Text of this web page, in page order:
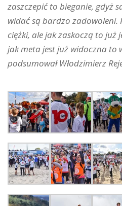
zaszczepić to bieganie, gdyż
widać są bardzo zadowoleni.
ciężki, ale jak zaskoczą to już
jak meta jest już widoczna to
podsumował Włodzimierz